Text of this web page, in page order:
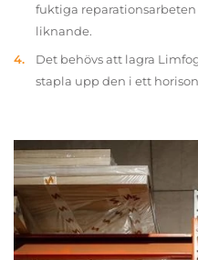
fuktiga
liknande.
Det behövs att lagra
stapla upp den i ett